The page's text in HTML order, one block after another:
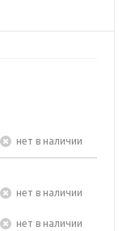
Нет в наличии
Нет в наличии
Нет в наличии